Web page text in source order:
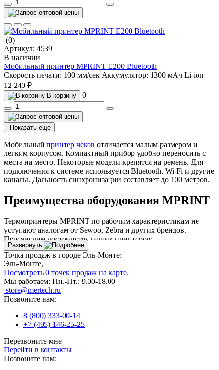
(0)
Артикул: 4539
В наличии
Мобильный принтер MPRINT E200 Bluetooth
Скорость печати: 100 мм/сек Аккумулятор: 1300 мАч Li-ion
12 240 ₽
В корзину 0
Показать еще
Мобильный принтер чеков отличается малым размером и
легким корпусом. Компактный прибор удобно переносить с
места на место. Некоторые модели крепятся на ремень. Для
подключения к системе используется Bluetooth, Wi-Fi и другие
каналы. Дальность синхронизации составляет до 100 метров.
Преимущества оборудования MPRINT
Термопринтеры MPRINT по рабочим характеристикам не
уступают аналогам от Sewoo, Zebra и других брендов.
Перечислим достоинства наших принтеров:
Нанесение QR кодов для ЕГАИС и «Честный Знак».
Высокая скорость и качество нанесения изображений.
Возможность выбора материала для печати.
Информативный дисплей OLED.
Кнопка FEED для ускоренной прокрутки ленты.
Функция EasyLoad для быстрой смены рулона.
Конструкция выдерживает падения с 1,5 м высоты.
Пыле-влагозащищенность корпуса: IP-54.
Заряда аккумулятора хватает до 5 рабочих дней. Для
подзарядки устройства используется USB или micro USB.
Mobile Printer совместим с большинством ОС и программ для
Развернуть
Точка продаж в городе Эль-Монте:
Эль-Монте,
Посмотреть 0 точек продаж на карте.
Мы работаем: Пн.-Пт.: 9.00-18.00
store@mertech.ru
Позвоните нам:
8 (800) 333-00-14
+7 (495) 146-25-25
Перезвоните мне
Перейти в контакты
Позвоните нам: